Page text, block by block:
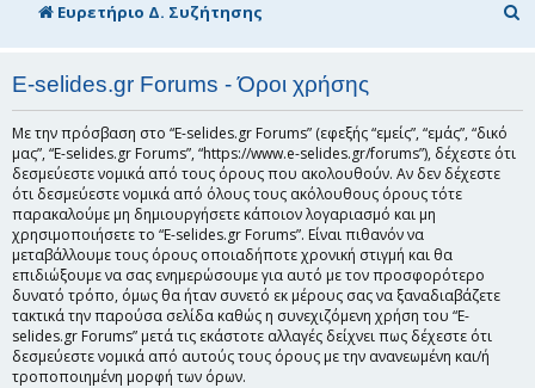
Ευρετήριο Δ. Συζήτησης
ν
ζ
E-selides.gr Forums - Όροι χρήσης
Με την πρόσβαση στο “E-selides.gr Forums” (εφεξής “εμείς”, “εμάς”, “δικό
μας”, “E-selides.gr Forums”, “https://www.e-selides.gr/forums”), δέχεστε ότι
δεσμεύεστε νομικά από τους όρους που ακολουθούν. Αν δεν δέχεστε
ότι δεσμεύεστε νομικά από όλους τους ακόλουθους όρους τότε
παρακαλούμε μη δημιουργήσετε κάποιον λογαριασμό και μη
χρησιμοποιήσετε το “E-selides.gr Forums”. Είναι πιθανόν να
μεταβάλλουμε τους όρους οποιαδήποτε χρονική στιγμή και θα
επιδιώξουμε να σας ενημερώσουμε για αυτό με τον προσφορότερο
δυνατό τρόπο, όμως θα ήταν συνετό εκ μέρους σας να ξαναδιαβάζετε
τακτικά την παρούσα σελίδα καθώς η συνεχιζόμενη χρήση του “E-
selides.gr Forums” μετά τις εκάστοτε αλλαγές δείχνει πως δέχεστε ότι
δεσμεύεστε νομικά από αυτούς τους όρους με την ανανεωμένη και/ή
τροποποιημένη μορφή των όρων.